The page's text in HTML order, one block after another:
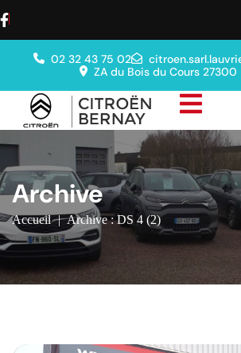
02 32 43 75 02
ZA du Bois du Cours 27300
Archive
Accueil | Archive : DS 4 (2)